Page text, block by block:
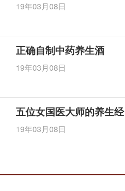
19年03月08日
正确自制中药养生酒
19年03月08日
五位女国医大师的养生经
19年03月08日